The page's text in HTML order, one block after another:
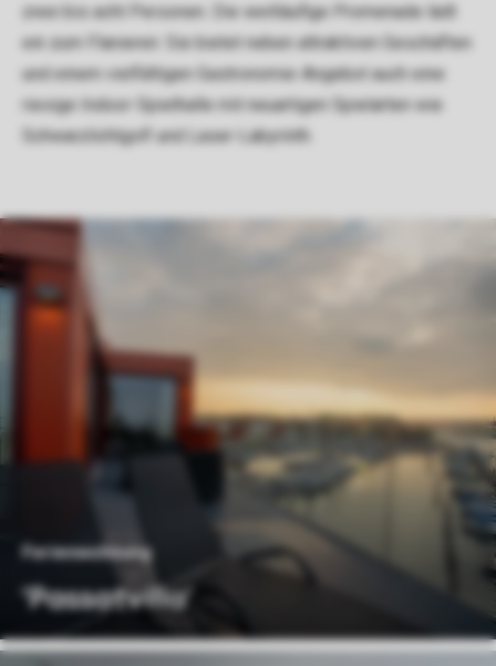
zwei bis acht Personen. Die weitläufige Promenade lädt
ein zum Flanieren: Sie bietet neben attraktiven Geschäften
und einem vielfältigen Gastronomie-Angebot auch eine
riesige Indoor-Spielhalle mit neuartigen Spielarten wie
Schwarzlichtgolf und Laser-Labyrinth.
'Passatvilla'
Ferienwohnung